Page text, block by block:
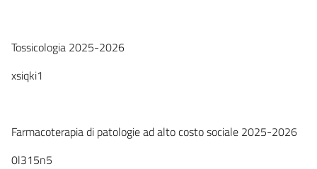
Tossicologia 2025-2026
xsiqki1
Farmacoterapia di patologie ad alto costo sociale 2025-2026
0l315n5